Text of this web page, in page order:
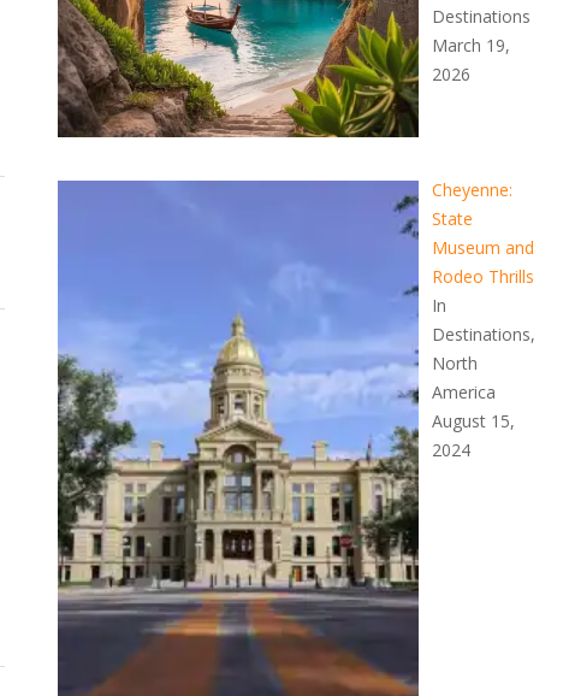
Destinations
March 19,
2026
Cheyenne:
State
Museum and
Rodeo Thrills
In
Destinations,
North
America
August 15,
2024